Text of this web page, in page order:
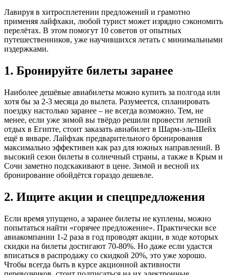
Лавируя в хитросплетении предложений и грамотно
применяя лайфхаки, любой турист может изрядно сэкономить
перелётах. В этом помогут 10 советов от опытных
путешественников, уже научившихся летать с минимальными
издержками.
1. Бронируйте билеты заранее
Наиболее дешёвые авиабилеты можно купить за полгода или
хотя бы за 2-3 месяца до вылета. Разумеется, спланировать
поездку настолько заранее – не всегда возможно. Тем, не
менее, если уже зимой вы твёрдо решили провести летний
отдых в Египте, стоит заказать авиабилет в Шарм-эль-Шейх
ещё в январе. Лайфхак предварительного бронирования
максимально эффективен как раз для южных направлений. В
высокий сезон билеты в солнечный страны, а также в Крым и
Сочи заметно подскакивают в цене. Зимой и весной их
бронирование обойдётся гораздо дешевле.
2. Ищите акции и спецпредложения
Если время упущено, а заранее билеты не куплены, можно
попытаться найти «горячее предложение». Практически все
авиакомпании 1-2 раза в год проводят акции, в ходе которых
скидки на билеты достигают 70-80%. Но даже если удастся
вписаться в распродажу со скидкой 20%, это уже хорошо.
Чтобы всегда быть в курсе акционной активности